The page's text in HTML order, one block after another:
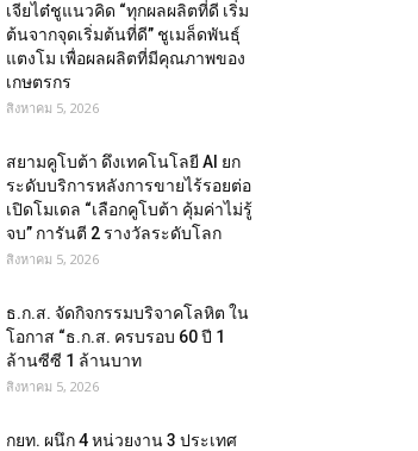
เจียไต๋ชูแนวคิด “ทุกผลผลิตที่ดี เริ่ม
ต้นจากจุดเริ่มต้นที่ดี” ชูเมล็ดพันธุ์
แตงโม เพื่อผลผลิตที่มีคุณภาพของ
เกษตรกร
สิงหาคม 5, 2026
สยามคูโบต้า ดึงเทคโนโลยี AI ยก
ระดับบริการหลังการขายไร้รอยต่อ
เปิดโมเดล “เลือกคูโบต้า คุ้มค่าไม่รู้
จบ” การันตี 2 รางวัลระดับโลก
สิงหาคม 5, 2026
ธ.ก.ส. จัดกิจกรรมบริจาคโลหิต ใน
โอกาส “ธ.ก.ส. ครบรอบ 60 ปี 1
ล้านซีซี 1 ล้านบาท
สิงหาคม 5, 2026
กยท. ผนึก 4 หน่วยงาน 3 ประเทศ